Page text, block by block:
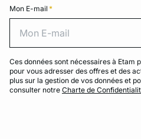
Mon E-mail *
Ces données sont nécessaires à Etam
pour vous adresser des offres et des
plus sur la gestion de vos données et
consulter notre Charte de